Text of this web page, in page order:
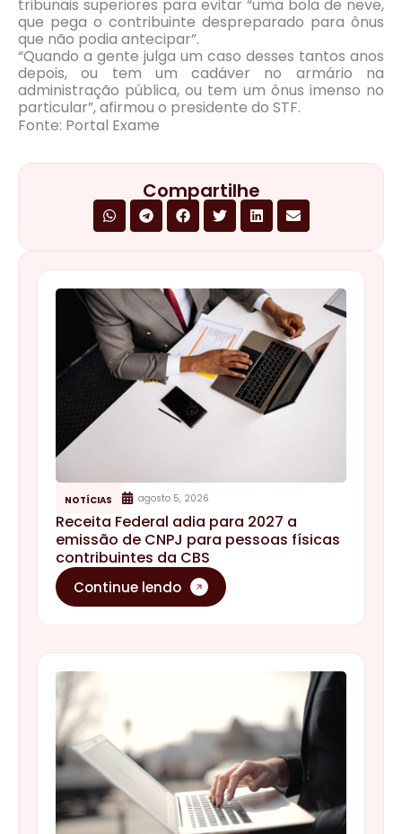
NOTÍCIAS agosto 5, 2026
Receita Federal adia para 2027 a
emissão de CNPJ para pessoas físicas
contribuintes da CBS
Continue lendo
tribunais superiores para evitar “uma bola de neve,
que pega o contribuinte despreparado para ônus
que não podia antecipar”.
“Quando a gente julga um caso desses tantos anos
depois, ou tem um cadáver no armário na
administração pública, ou tem um ônus imenso no
particular”, afirmou o presidente do STF.
Fonte: Portal Exame
Compartilhe